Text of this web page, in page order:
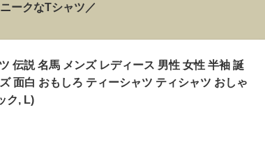
ークなTシャツ／
伝説 名馬 メンズ レディース 男性 女性 半袖 誕
面白 おもしろ ティーシャツ ティシャツ おしゃ
ク, L)